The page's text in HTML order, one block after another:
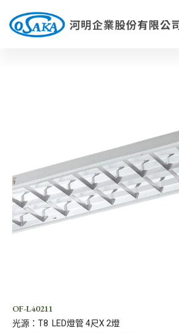
OF-L40211
光源：T8 LED燈管 4尺X 2燈